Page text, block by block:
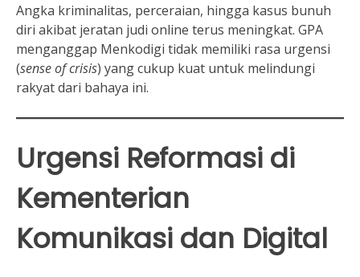
Angka kriminalitas, perceraian, hingga kasus bunuh
diri akibat jeratan judi online terus meningkat. GPA
menganggap Menkodigi tidak memiliki rasa urgensi
(sense of crisis) yang cukup kuat untuk melindungi
rakyat dari bahaya ini.
Urgensi Reformasi di
Kementerian
Komunikasi dan Digital